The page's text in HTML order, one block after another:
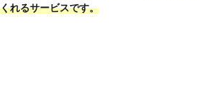
れるサービスです。